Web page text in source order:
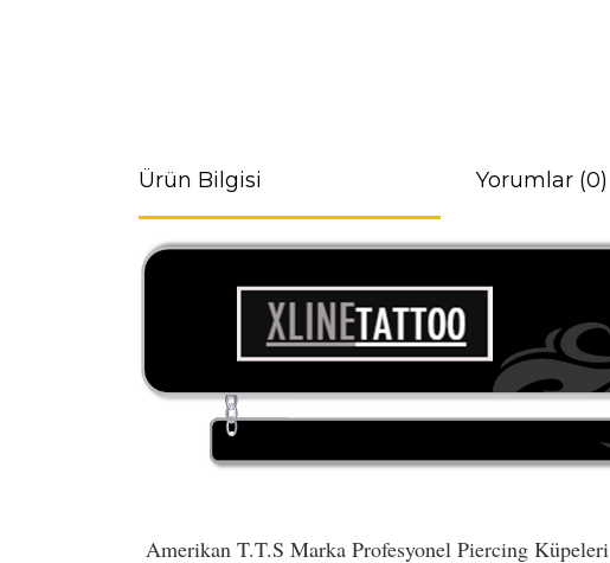
Ürün Bilgisi Yorumlar (0)
Amerikan T.T.S Marka Profesyonel Piercing Küpeleri